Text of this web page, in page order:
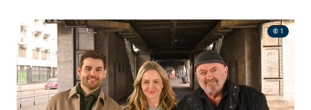
© 1